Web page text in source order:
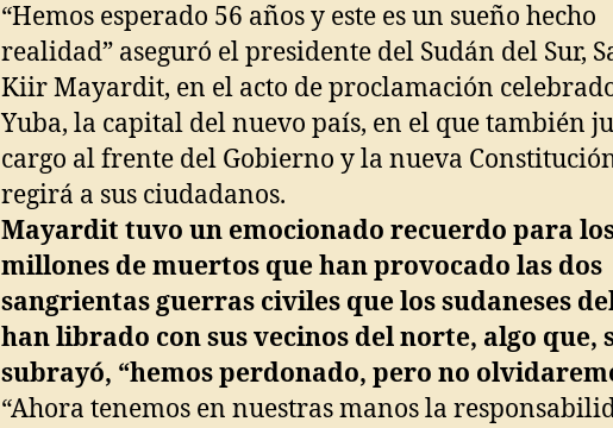
“Hemos esperado 56 años y este es un sueño hecho
realidad” aseguró el presidente del Sudán del Sur,
Kiir Mayardit, en el acto de proclamación
Yuba, la capital del nuevo país, en el que también
cargo al frente del Gobierno y la nueva
regirá a sus ciudadanos.
Mayardit tuvo un emocionado recuerdo para
millones de muertos que han provocado las dos
sangrientas guerras civiles que los sudaneses
han librado con sus vecinos del norte, algo que,
subrayó, “hemos perdonado, pero no
“Ahora tenemos en nuestras manos la